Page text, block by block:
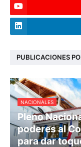
PUBLICACIONES
NACIONALES
Pleno
poderes al
para dar